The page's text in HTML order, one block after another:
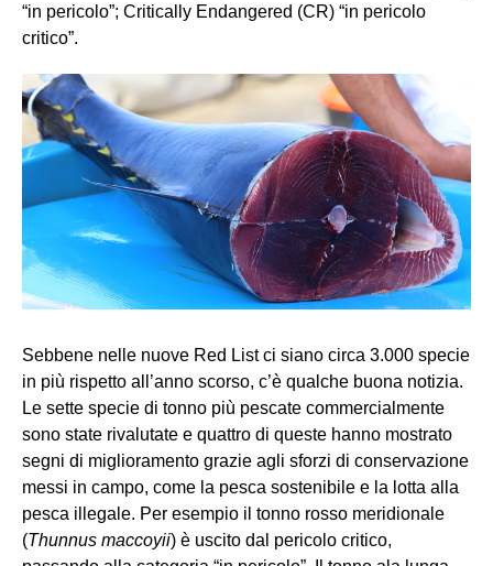
“in pericolo”; Critically Endangered (CR) “in pericolo
critico”.
Sebbene nelle nuove Red List ci siano circa 3.000 specie
in più rispetto all’anno scorso, c’è qualche buona notizia.
Le sette specie di tonno più pescate commercialmente
sono state rivalutate e quattro di queste hanno mostrato
segni di miglioramento grazie agli sforzi di conservazione
messi in campo, come la pesca sostenibile e la lotta alla
pesca illegale. Per esempio il tonno rosso meridionale
(Thunnus maccoyii) è uscito dal pericolo critico,